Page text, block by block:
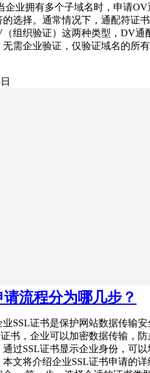
企业拥有多个子域名时，申请OV
选择。通常情况下，通配符证
组织验证）这两种类型，DV通
需企业验证，仅验证域名的所
流程分为哪几步？
SSL证书是保护网站数据传输
书，企业可以加密数据传输，
过SSL证书显示企业身份，可
文将介绍企业SSL证书申请的